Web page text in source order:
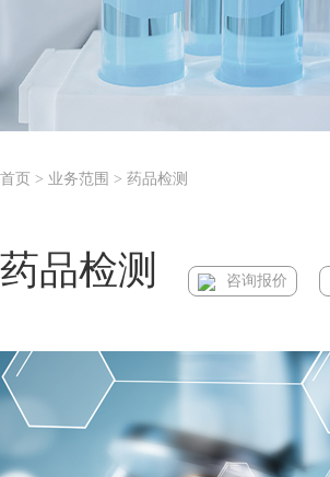
首页 > 业务范围 > 药品检测
药品检测 咨询报价